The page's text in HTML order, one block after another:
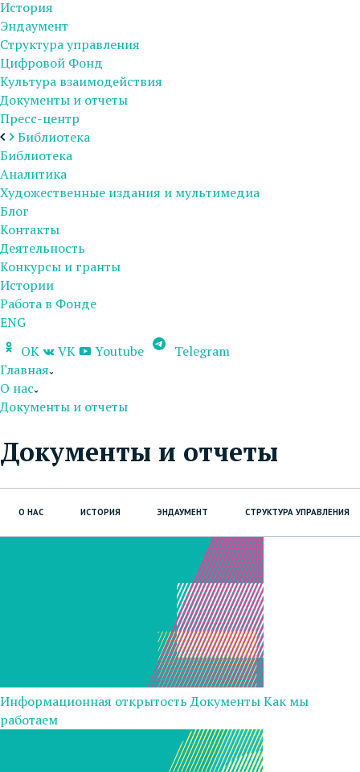
История
Эндаумент
Структура управления
Цифровой Фонд
Культура взаимодействия
Документы и отчеты
Пресс-центр
Библиотека
Библиотека
Аналитика
Художественные издания и мультимедиа
Блог
Контакты
Деятельность
Конкурсы и гранты
Истории
Работа в Фонде
ENG
OK
VK Youtube
Telegram
Главная
О нас
Документы и отчеты
Документы и отчеты
О НАС ИСТОРИЯ ЭНДАУМЕНТ СТРУКТУРА УПРАВЛЕНИЯ
Информационная открытость ДокументыКак мы
работаем